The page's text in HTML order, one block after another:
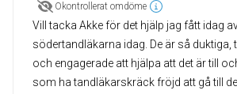
Okontrollerat omdöme
Vill tacka Akke för det hjälp jag fått idag
södertandläkarna idag. De är så duktiga,
och engagerade att hjälpa att det är till
som ha tandläkarskräck fröjd att gå till de.